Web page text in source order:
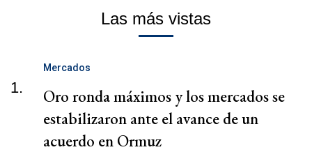
Las más vistas
1.
Mercados
Oro ronda máximos y los mercados se
estabilizaron ante el avance de un
acuerdo en Ormuz